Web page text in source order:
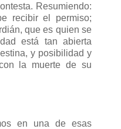
Resumiendo:
recibir el permiso;
que es quien se
está tan abierta
y posibilidad y
la muerte de su
en una de esas